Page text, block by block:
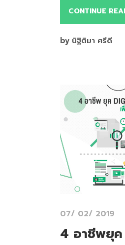
CONTINUE
by นิฐิติมา ศรีดี
07/ 02/ 2019
4 อาชีพยุ